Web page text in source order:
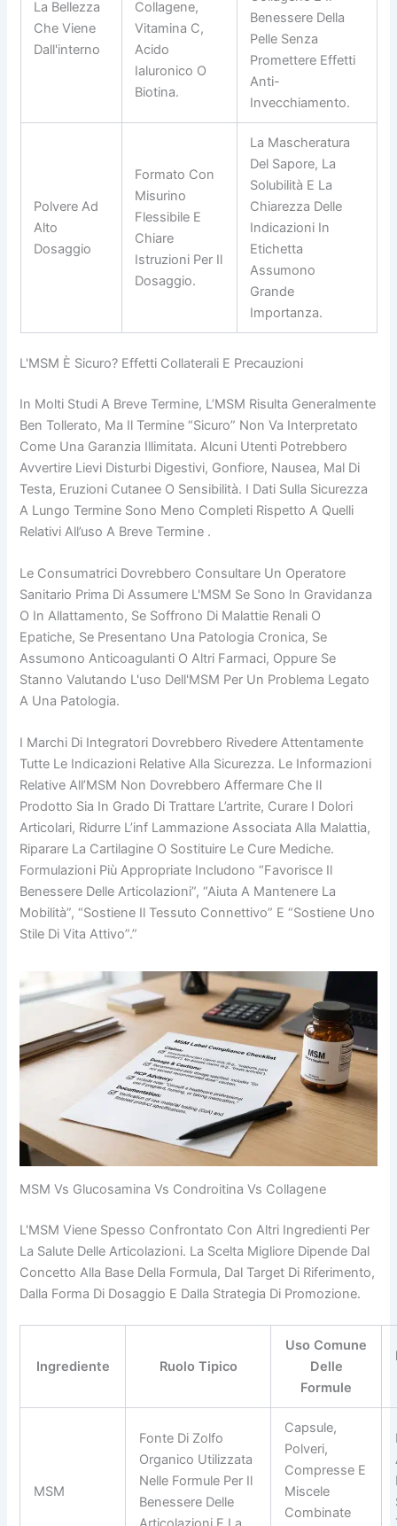
La Bellezza
Che Viene
Dall'interno
Collagene,
Vitamina C,
Acido
Ialuronico O
Biotina.
Benessere Della
Pelle Senza
Promettere Effetti
Anti-
Invecchiamento.
Polvere Ad
Alto
Dosaggio
Formato Con
Misurino
Flessibile E
Chiare
Istruzioni Per Il
Dosaggio.
La Mascheratura
Del Sapore, La
Solubilità E La
Chiarezza Delle
Indicazioni In
Etichetta
Assumono
Grande
Importanza.
L'MSM È Sicuro? Effetti Collaterali E Precauzioni
In Molti Studi A Breve Termine, L’MSM Risulta Generalmente
Ben Tollerato, Ma Il Termine “sicuro” Non Va Interpretato
Come Una Garanzia Illimitata. Alcuni Utenti Potrebbero
Avvertire Lievi Disturbi Digestivi, Gonfiore, Nausea, Mal Di
Testa, Eruzioni Cutanee O Sensibilità. I Dati Sulla Sicurezza
A Lungo Termine Sono Meno Completi Rispetto A Quelli
Relativi All’uso A Breve Termine .
Le Consumatrici Dovrebbero Consultare Un Operatore
Sanitario Prima Di Assumere L'MSM Se Sono In Gravidanza
O In Allattamento, Se Soffrono Di Malattie Renali O
Epatiche, Se Presentano Una Patologia Cronica, Se
Assumono Anticoagulanti O Altri Farmaci, Oppure Se
Stanno Valutando L'uso Dell'MSM Per Un Problema Legato
A Una Patologia.
I Marchi Di Integratori Dovrebbero Rivedere Attentamente
Tutte Le Indicazioni Relative Alla Sicurezza. Le Informazioni
Relative All’MSM Non Dovrebbero Affermare Che Il
Prodotto Sia In Grado Di Trattare L’artrite, Curare I Dolori
Articolari, Ridurre L’inf Lammazione Associata Alla Malattia,
Riparare La Cartilagine O Sostituire Le Cure Mediche.
Formulazioni Più Appropriate Includono “favorisce Il
Benessere Delle Articolazioni”, “aiuta A Mantenere La
Mobilità”, “sostiene Il Tessuto Connettivo” E “sostiene Uno
Stile Di Vita Attivo”.”
MSM Vs Glucosamina Vs Condroitina Vs Collagene
L'MSM Viene Spesso Confrontato Con Altri Ingredienti Per
La Salute Delle Articolazioni. La Scelta Migliore Dipende Dal
Concetto Alla Base Della Formula, Dal Target Di Riferimento,
Dalla Forma Di Dosaggio E Dalla Strategia Di Promozione.
Ingrediente Ruolo Tipico
Uso Comune
Delle
Formule
MSM
Fonte Di Zolfo
Organico Utilizzata
Nelle Formule Per Il
Benessere Delle
Capsule,
Polveri,
Compresse E
Miscele
Combinate